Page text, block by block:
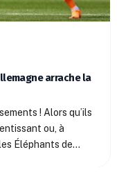
arrache la
! Alors qu’ils
ou, à
Éléphants de…